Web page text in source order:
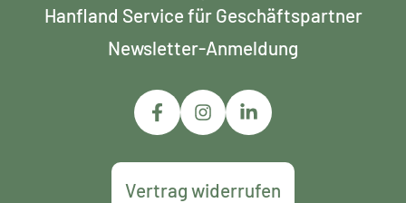
Hanfland Service für Geschäftspartner
Newsletter-Anmeldung
Vertrag widerrufen